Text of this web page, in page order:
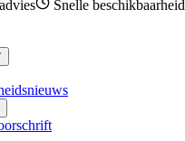
Snelle beschikbaarheid